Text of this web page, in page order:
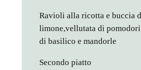
Ravioli alla ricotta e buccia
limone,vellutata di
di basilico e mandorle
Secondo piatto